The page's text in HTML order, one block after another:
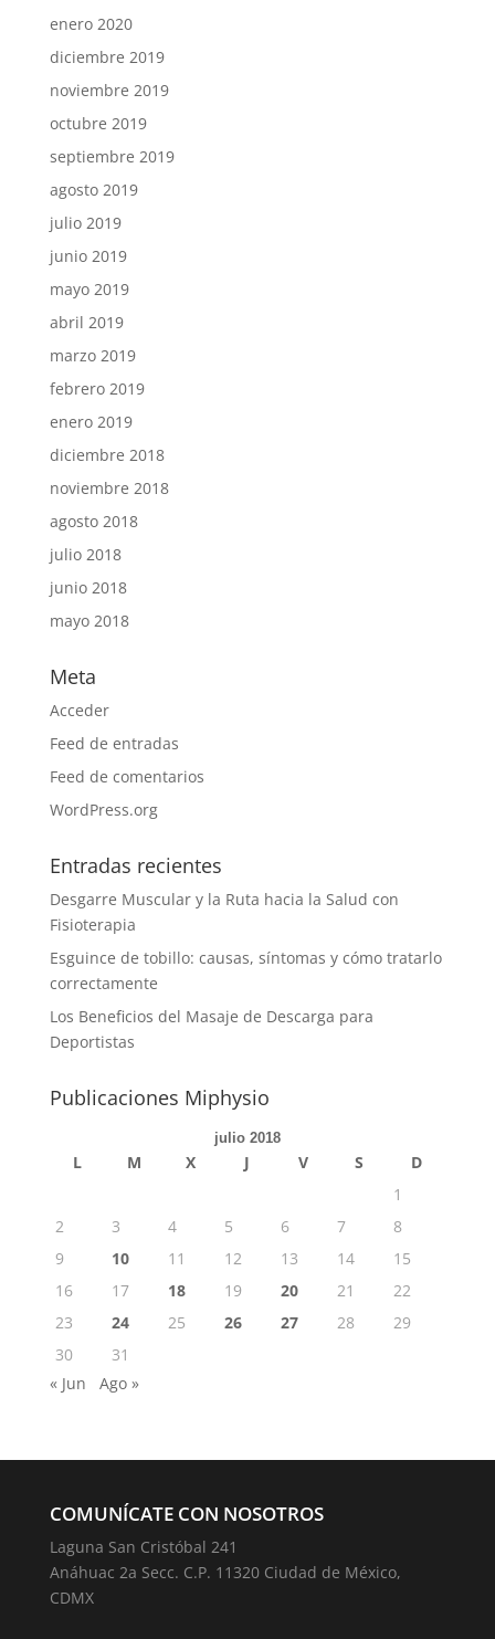
enero 2020
diciembre 2019
noviembre 2019
octubre 2019
septiembre 2019
agosto 2019
julio 2019
junio 2019
mayo 2019
abril 2019
marzo 2019
febrero 2019
enero 2019
diciembre 2018
noviembre 2018
agosto 2018
julio 2018
junio 2018
mayo 2018
Meta
Acceder
Feed de entradas
Feed de comentarios
WordPress.org
Entradas recientes
Desgarre Muscular y la Ruta hacia la Salud con
Fisioterapia
Esguince de tobillo: causas, síntomas y cómo tratarlo
correctamente
Los Beneficios del Masaje de Descarga para
Deportistas
Publicaciones Miphysio
julio 2018
L M X J V S
D
1
2
3 4 5 6 7
8
9
10 11 12 13 14
15
16
17 18 19 20 21
22
23
24 25 26 27 28
29
30
31
« Jun
Ago »
COMUNÍCATE CON NOSOTROS
Laguna San Cristóbal 241
Anáhuac 2a Secc. C.P. 11320 Ciudad de México,
CDMX